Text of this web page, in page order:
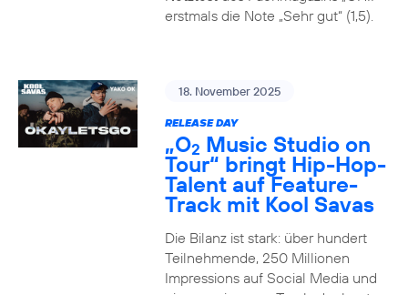
erstmals die Note „Sehr gut“ (1,5).
18. November 2025
RELEASE DAY
„O2 Music Studio on
Tour“ bringt Hip-Hop-
Talent auf Feature-
Track mit Kool Savas
Die Bilanz ist stark: über hundert
Teilnehmende, 250 Millionen
Impressions auf Social Media und